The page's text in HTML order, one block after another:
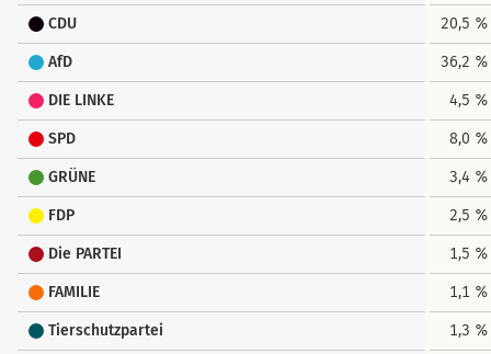
CDU 20,5 %
AfD 36,2 %
DIE LINKE 4,5 %
SPD 8,0 %
GRÜNE 3,4 %
FDP 2,5 %
Die PARTEI 1,5 %
FAMILIE 1,1 %
Tierschutzpartei 1,3 %